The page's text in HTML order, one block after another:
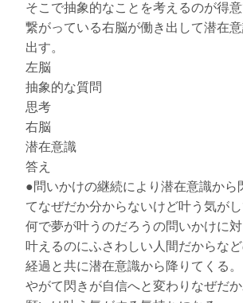
そこで抽象的なことを考えるのが得
繋がっている右脳が働き出して潜在
出す。
左脳
抽象的な質問
思考
右脳
潜在意識
答え
●問いかけの継続により潜在意識から
てなぜだか分からないけど叶う気が
何で夢が叶うのだろうの問いかけに
叶えるのにふさわしい人間だからな
経過と共に潜在意識から降りてくる。
やがて閃きが自信へと変わりなぜだ